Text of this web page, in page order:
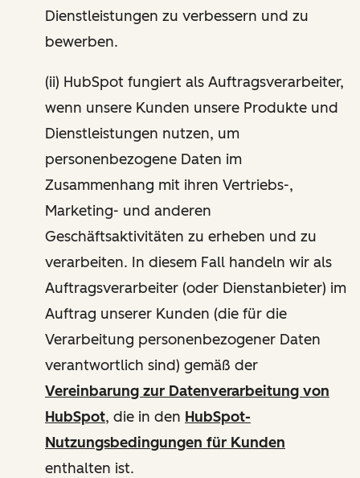
Dienstleistungen zu verbessern und zu
bewerben.
(ii) HubSpot fungiert als Auftragsverarbeiter,
wenn unsere Kunden unsere Produkte und
Dienstleistungen nutzen, um
personenbezogene Daten im
Zusammenhang mit ihren Vertriebs-,
Marketing- und anderen
Geschäftsaktivitäten zu erheben und zu
verarbeiten. In diesem Fall handeln wir als
Auftragsverarbeiter (oder Dienstanbieter) im
Auftrag unserer Kunden (die für die
Verarbeitung personenbezogener Daten
verantwortlich sind) gemäß der
Vereinbarung zur Datenverarbeitung von
HubSpot, die in den HubSpot-
Nutzungsbedingungen für Kunden
enthalten ist.